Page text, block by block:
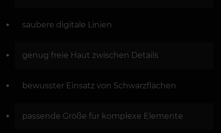
saubere digitale Linien
genug freie Haut zwischen Details
bewusster Einsatz von Schwarzflächen
passende Größe für komplexe Elemente